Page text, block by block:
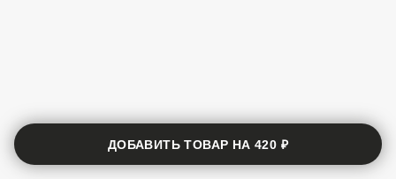
ДОБАВИТЬ ТОВАР НА420 ₽